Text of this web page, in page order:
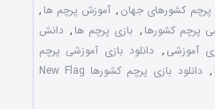
کشورهای جهان , آموزش پرچم ها ,
پرچم کشورها , بازی پرچم ها , دانش
آموزشی , دانلود بازی آموزشی پرچم
,
دانلود بازی پرچم کشورها New Flag